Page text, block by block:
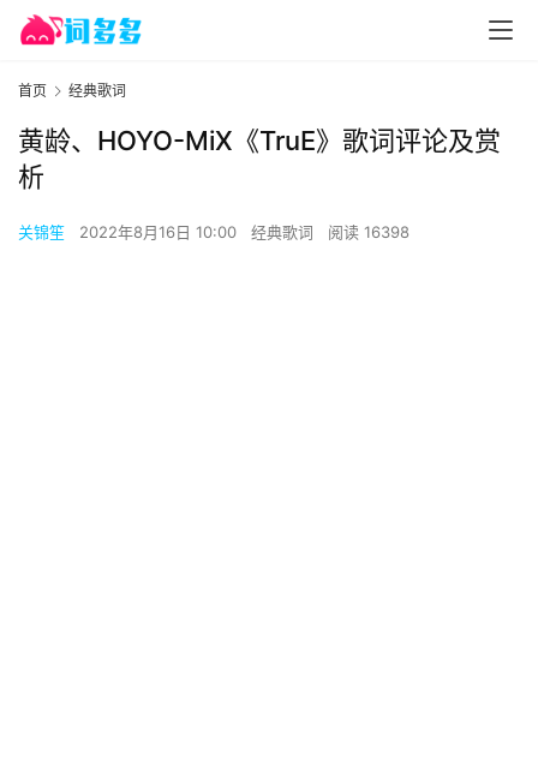
首页 经典歌词
黄龄、HOYO-MiX《TruE》歌词评论及赏
析
关锦笙 2022年8月16日 10:00 经典歌词 阅读 16398